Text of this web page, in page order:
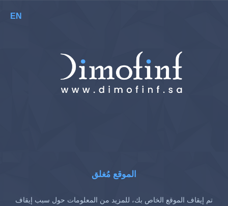
EN
الموقع مُغلق
تم إيقاف الموقع الخاص بك، للمزيد من المعلومات حول سبب إيقاف